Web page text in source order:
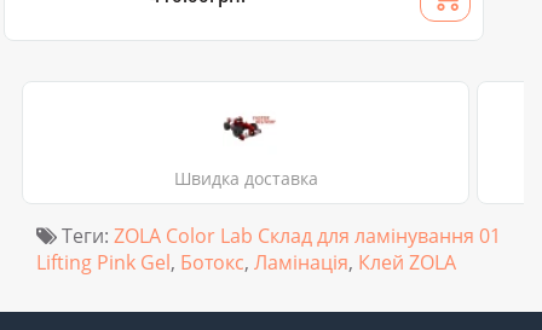
Швидка доставка
Теги: ZOLA Color Lab Склад для ламінування 01
Lifting Pink Gel, Ботокс, Ламінація, Клей ZOLA